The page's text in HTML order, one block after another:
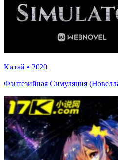
Китай • 2020
Фэнтезийная Симуляция